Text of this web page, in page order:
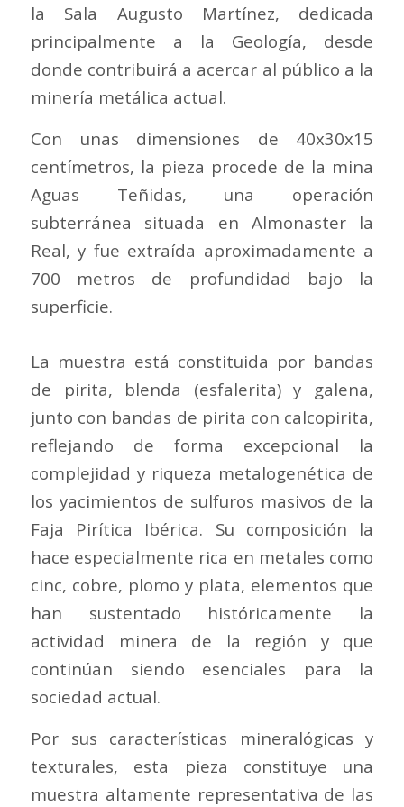
la Sala Augusto Martínez, dedicada
principalmente a la Geología, desde
donde contribuirá a acercar al público a la
minería metálica actual.
Con unas dimensiones de 40x30x15
centímetros, la pieza procede de la mina
Aguas Teñidas, una operación
subterránea situada en Almonaster la
Real, y fue extraída aproximadamente a
700 metros de profundidad bajo la
superficie.
La muestra está constituida por bandas
de pirita, blenda (esfalerita) y galena,
junto con bandas de pirita con calcopirita,
reflejando de forma excepcional la
complejidad y riqueza metalogenética de
los yacimientos de sulfuros masivos de la
Faja Pirítica Ibérica. Su composición la
hace especialmente rica en metales como
cinc, cobre, plomo y plata, elementos que
han sustentado históricamente la
actividad minera de la región y que
continúan siendo esenciales para la
sociedad actual.
Por sus características mineralógicas y
texturales, esta pieza constituye una
muestra altamente representativa de las